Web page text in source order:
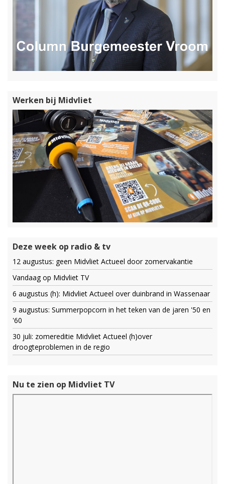
Werken bij Midvliet
Deze week op radio & tv
12 augustus: geen Midvliet Actueel door zomervakantie
Vandaag op Midvliet TV
6 augustus (h): Midvliet Actueel over duinbrand in Wassenaar
9 augustus: Summerpopcorn in het teken van de jaren '50 en
'60
30 juli: zomereditie Midvliet Actueel (h)over
droogteproblemen in de regio
Nu te zien op Midvliet TV